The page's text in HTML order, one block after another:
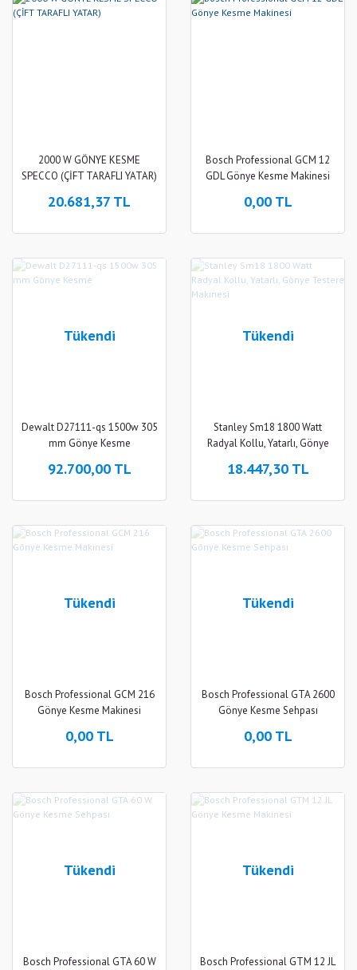
2000 W GÖNYE KESME
SPECCO (ÇİFT TARAFLI YATAR)
20.681,37 TL
Bosch Professional GCM 12
GDL Gönye Kesme Makinesi
0,00 TL
Tükendi
Dewalt D27111-qs 1500w 305
mm Gönye Kesme
92.700,00 TL
Tükendi
Stanley Sm18 1800 Watt
Radyal Kollu, Yatarlı, Gönye
18.447,30 TL
Tükendi
Bosch Professional GCM 216
Gönye Kesme Makinesi
0,00 TL
Tükendi
Bosch Professional GTA 2600
Gönye Kesme Sehpası
0,00 TL
Tükendi
Bosch Professional GTA 60 W
Tükendi
Bosch Professional GTM 12 JL